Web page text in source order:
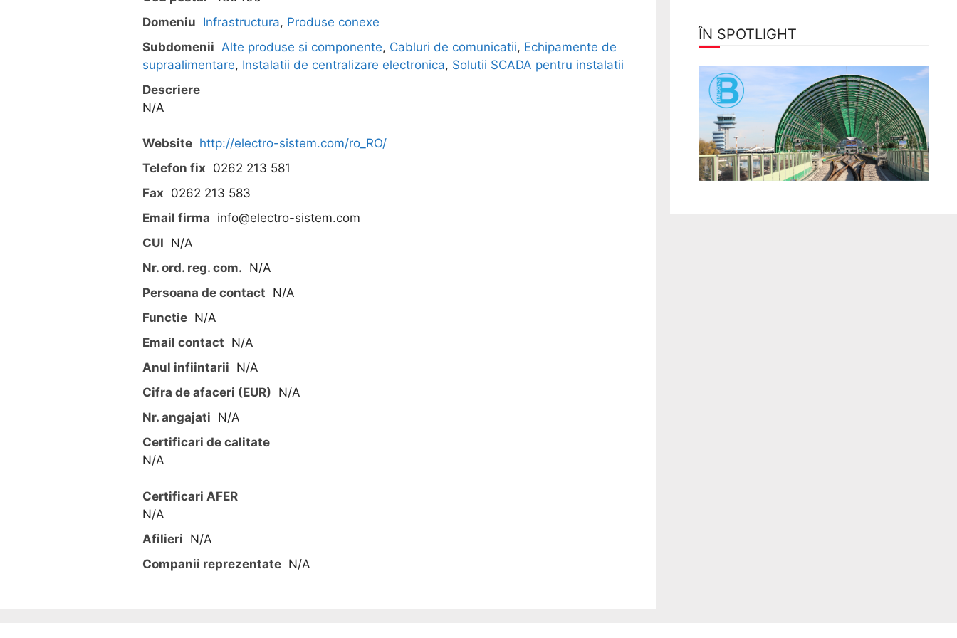
Domeniu Infrastructura, Produse conexe
Subdomenii Alte produse si componente, Cabluri de comunicatii, Echipamente de
supraalimentare, Instalatii de centralizare electronica, Solutii SCADA pentru instalatii
Descriere
N/A
Website http://electro-sistem.com/ro_RO/
Telefon fix 0262 213 581
Fax 0262 213 583
Email firma info@electro-sistem.com
CUI N/A
Nr. ord. reg. com. N/A
Persoana de contact N/A
Functie N/A
Email contact N/A
Anul infiintarii N/A
Cifra de afaceri (EUR) N/A
Nr. angajati N/A
Certificari de calitate
N/A
Certificari AFER
N/A
Afilieri N/A
Companii reprezentate N/A
ÎN SPOTLIGHT